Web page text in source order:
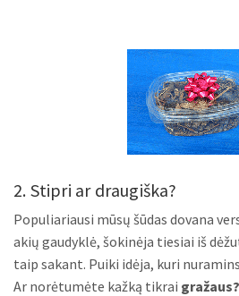
2. Stipri ar draugiška?
Populiariausi mūsų šūdas dovana
akių gaudyklė, šokinėja tiesiai iš
taip sakant. Puiki idėja, kuri
Ar norėtumėte kažką tikrai gražaus?